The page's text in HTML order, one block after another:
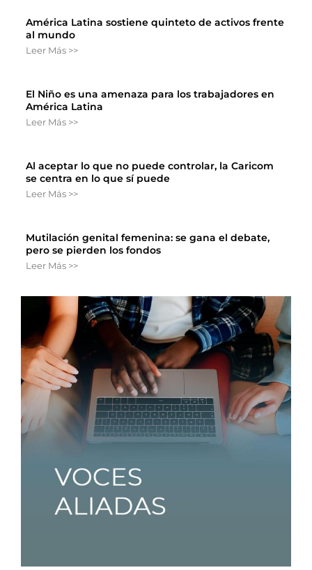
América Latina sostiene quinteto de activos frente
al mundo
Leer Más >>
El Niño es una amenaza para los trabajadores en
América Latina
Leer Más >>
Al aceptar lo que no puede controlar, la Caricom
se centra en lo que sí puede
Leer Más >>
Mutilación genital femenina: se gana el debate,
pero se pierden los fondos
Leer Más >>